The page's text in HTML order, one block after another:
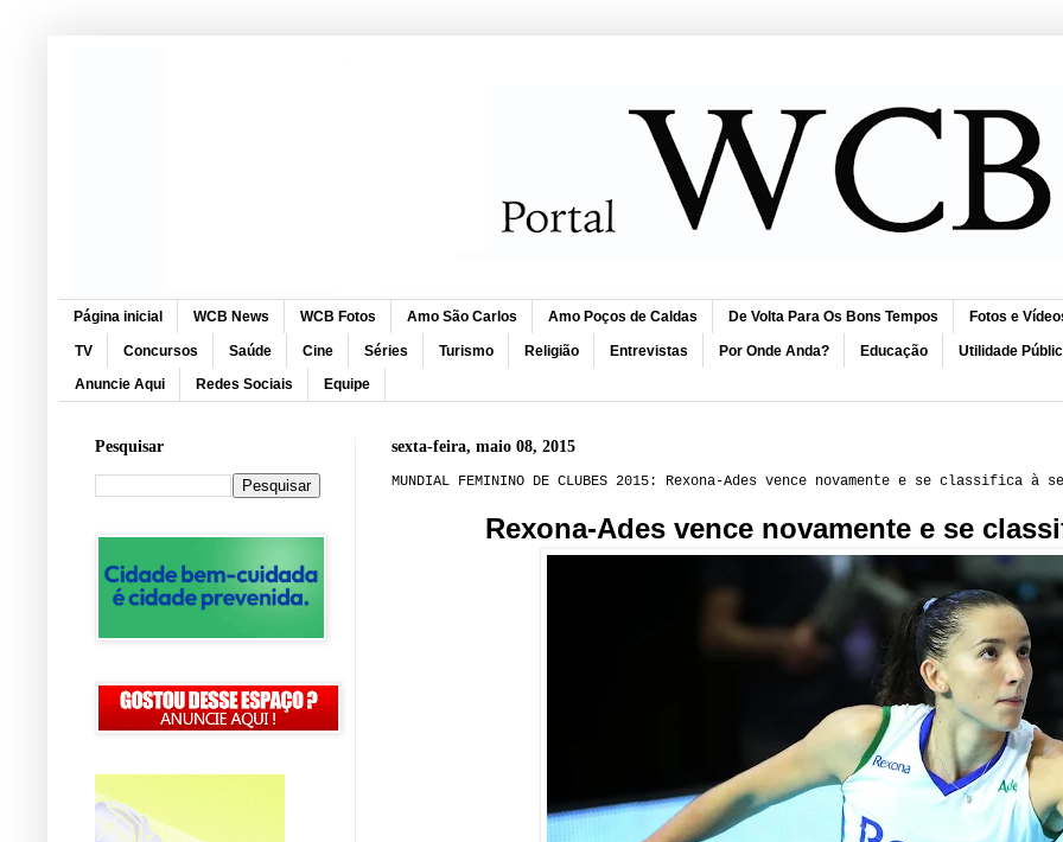
Página inicial WCB News WCB Fotos Amo São Carlos Amo Poços de Caldas De Volta Para Os Bons Tempos Fotos e
TV Concursos Saúde Cine Séries Turismo Religião Entrevistas Por Onde Anda? Educação Utilidade
Anuncie Aqui Redes Sociais Equipe
sexta-feira, maio 08, 2015
MUNDIAL FEMININO DE CLUBES 2015: Rexona-Ades vence novamente e se classifica à
Rexona-Ades vence novamente e se
Pesquisar